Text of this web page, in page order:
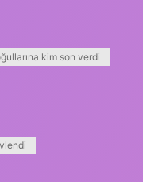
kim son verdi